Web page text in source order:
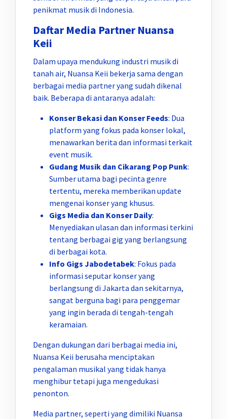
penikmat musik di Indonesia.
Daftar Media Partner Nuansa
Keii
Dalam upaya mendukung industri musik di
tanah air, Nuansa Keii bekerja sama dengan
berbagai media partner yang sudah dikenal
baik. Beberapa di antaranya adalah:
Konser Bekasi dan Konser Feeds: Dua
platform yang fokus pada konser lokal,
menawarkan berita dan informasi terkait
event musik.
Gudang Musik dan Cikarang Pop Punk:
Sumber utama bagi pecinta genre
tertentu, mereka memberikan update
mengenai konser yang khusus.
Gigs Media dan Konser Daily:
Menyediakan ulasan dan informasi terkini
tentang berbagai gig yang berlangsung
di berbagai kota.
Info Gigs Jabodetabek: Fokus pada
informasi seputar konser yang
berlangsung di Jakarta dan sekitarnya,
sangat berguna bagi para penggemar
yang ingin berada di tengah-tengah
keramaian.
Dengan dukungan dari berbagai media ini,
Nuansa Keii berusaha menciptakan
pengalaman musikal yang tidak hanya
menghibur tetapi juga mengedukasi
penonton.
Media partner, seperti yang dimiliki Nuansa